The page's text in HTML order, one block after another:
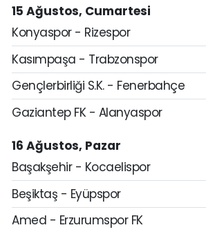
15 Ağustos, Cumartesi
Konyaspor - Rizespor
Kasımpaşa - Trabzonspor
Gençlerbirliği S.K. - Fenerbahçe
Gaziantep FK - Alanyaspor
16 Ağustos, Pazar
Başakşehir - Kocaelispor
Beşiktaş - Eyüpspor
Amed - Erzurumspor FK